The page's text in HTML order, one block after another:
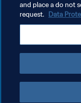
and place a do not
request. Data